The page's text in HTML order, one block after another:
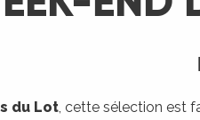
du Lot, cette sélection est